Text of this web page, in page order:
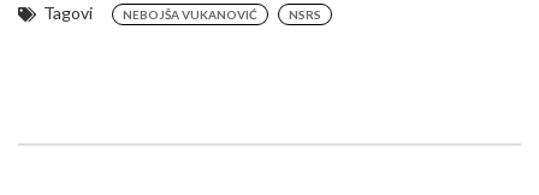
Tagovi NEBOJŠA VUKANOVIĆ NSRS